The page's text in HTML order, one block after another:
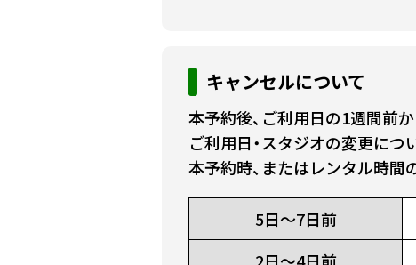
キャンセルについて
本予約後、ご利用日の1週間前
ご利用日・スタジオの変更につ
本予約時、またはレンタル時間
5日～7日前
2日～4日前